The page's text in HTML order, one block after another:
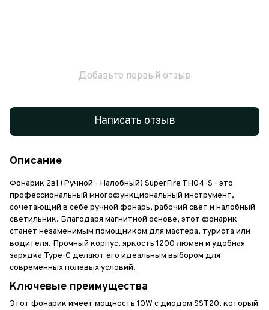
Добавьте первый отзыв
Написать отзыв
Описание
Фонарик 2в1 (Ручной - Налобный) SuperFire TH04-S - это
профессиональный многофункциональный инструмент,
сочетающий в себе ручной фонарь, рабочий свет и налобный
светильник. Благодаря магнитной основе, этот фонарик
станет незаменимым помощником для мастера, туриста или
водителя. Прочный корпус, яркость 1200 люмен и удобная
зарядка Type-C делают его идеальным выбором для
современных полевых условий.
Ключевые преимущества
Этот фонарик имеет мощность 10W с диодом SST20, который